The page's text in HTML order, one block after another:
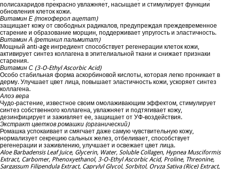
полисахаридов прекрасно увлажняет, насыщает и стимулирует функции
обновления клеток кожи.
Витамин Е (токоферол ацетат)
защищает кожу от свободных радикалов, предупреждая преждевременное
старение и образование морщин, поддерживает упругость и эластичность.
Витамин А (ретинил пальмитат)
Мощный anti-age ингредиент способствует регенерации клеток кожи,
активирует синтез коллагена в эпителиальной ткани и снижает признаки
старения.
Витамин С (3-O-Ethyl Ascorbic Acid)
Особо стабильная форма аскорбиновой кислоты, которая легко проникает в
дерму. Улучшает цвет лица, повышает эластичность кожи, ускоряет синтез
коллагена.
Алоэ вера
Чудо-растение, известное своим омолаживающим эффектом, стимулирует
синтез собственного коллагена, увлажняет и подтягивает кожу,
дезинфицирует и заживляет ее, защищает от УФ-воздействия.
Экстракт цветков ромашки (органический)
Ромашка успокаивает и смягчает даже самую чувствительную кожу,
нормализует секрецию сальных желез, отбеливает, способствует
регенерации и заживлению, улучшает и освежает цвет лица.
Aloe Barbadensis Leaf Juice, Glycerin, Water, Soluble Collagen, Hypnea Musciformis
Extract, Carbomer, Phenoxyethanol, 3-O-Ethyl Ascorbic Acid, Proline, Threonine,
Sargassum Filipendula Extract, Caprylyl Glycol, Sorbitol, Oryza Sativa (Rice) Extract,